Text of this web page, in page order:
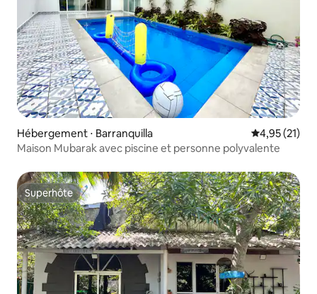
Hébergement ⋅ Barranquilla Évaluation
4,95 (21)
Maison Mubarak avec piscine et personne polyvalente
Superhôte
Superhôte